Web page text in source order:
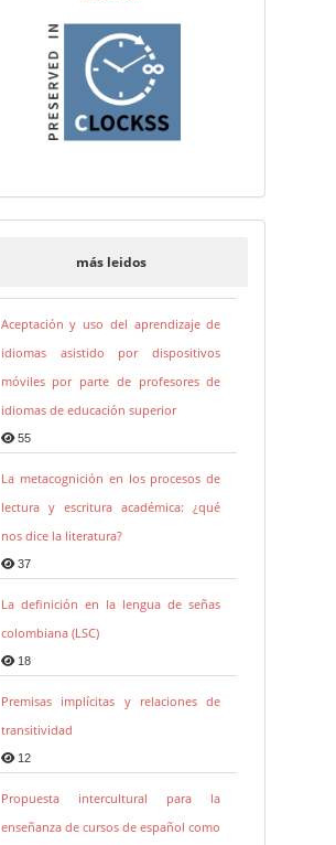
más leidos
Aceptación y uso del aprendizaje de
idiomas asistido por dispositivos
móviles por parte de profesores de
idiomas de educación superior
55
La metacognición en los procesos de
lectura y escritura académica: ¿qué
nos dice la literatura?
37
La definición en la lengua de señas
colombiana (LSC)
18
Premisas implícitas y relaciones de
transitividad
12
Propuesta intercultural para la
enseñanza de cursos de español como